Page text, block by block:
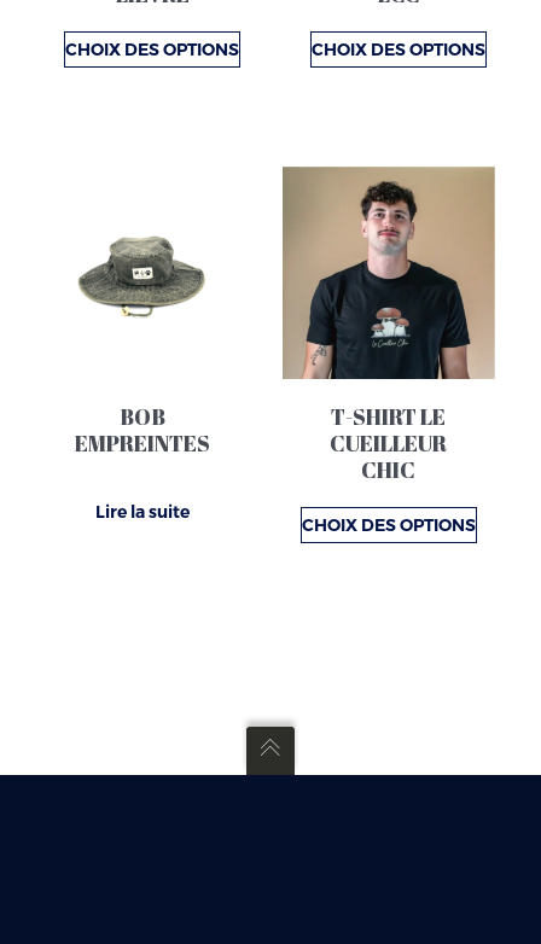
CHOIX DES OPTIONS
être
choisies
sur
CHOIX DES OPTIONS
être
choisies
sur
du
produit
BOB
EMPREINTES
Lire la suite
T-SHIRT LE
CUEILLEUR
CHIC
CHOIX DES OPTIONS
Ce
produit
a
plusieurs
variations.
Les
options
peuvent
être
sur